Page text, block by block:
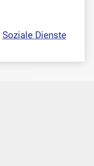
Soziale Dienste